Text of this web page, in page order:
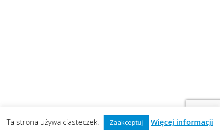
Ta strona używa ciasteczek. Zaakceptuj Więcej informacji